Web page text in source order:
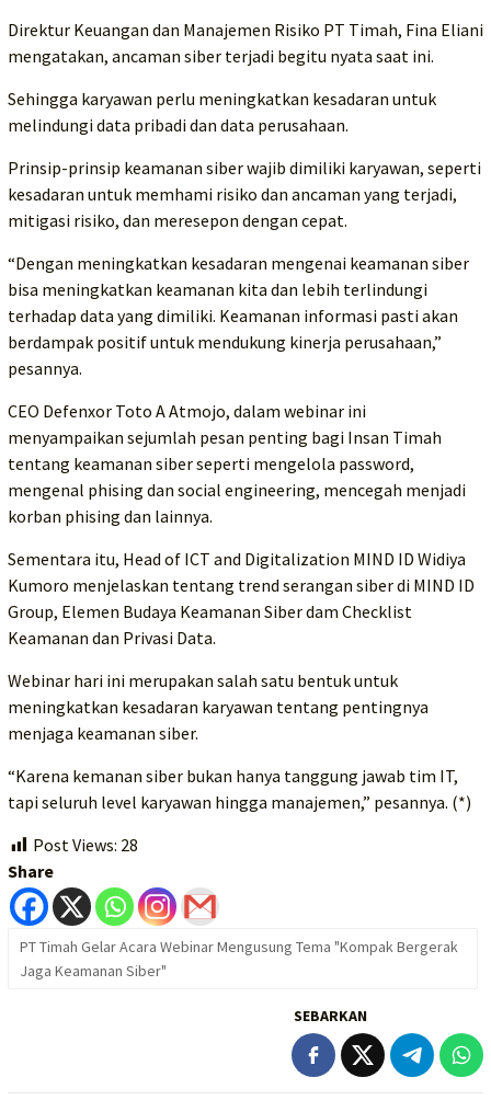
Direktur Keuangan dan Manajemen Risiko PT Timah, Fina Eliani
mengatakan, ancaman siber terjadi begitu nyata saat ini.
Sehingga karyawan perlu meningkatkan kesadaran untuk
melindungi data pribadi dan data perusahaan.
Prinsip-prinsip keamanan siber wajib dimiliki karyawan, seperti
kesadaran untuk memhami risiko dan ancaman yang terjadi,
mitigasi risiko, dan meresepon dengan cepat.
“Dengan meningkatkan kesadaran mengenai keamanan siber
bisa meningkatkan keamanan kita dan lebih terlindungi
terhadap data yang dimiliki. Keamanan informasi pasti akan
berdampak positif untuk mendukung kinerja perusahaan,”
pesannya.
CEO Defenxor Toto A Atmojo, dalam webinar ini
menyampaikan sejumlah pesan penting bagi Insan Timah
tentang keamanan siber seperti mengelola password,
mengenal phising dan social engineering, mencegah menjadi
korban phising dan lainnya.
Sementara itu, Head of ICT and Digitalization MIND ID Widiya
Kumoro menjelaskan tentang trend serangan siber di MIND ID
Group, Elemen Budaya Keamanan Siber dam Checklist
Keamanan dan Privasi Data.
Webinar hari ini merupakan salah satu bentuk untuk
meningkatkan kesadaran karyawan tentang pentingnya
menjaga keamanan siber.
“Karena kemanan siber bukan hanya tanggung jawab tim IT,
tapi seluruh level karyawan hingga manajemen,” pesannya. (*)
Post Views: 28
Share
PT Timah Gelar Acara Webinar Mengusung Tema "Kompak Bergerak
Jaga Keamanan Siber"
SEBARKAN